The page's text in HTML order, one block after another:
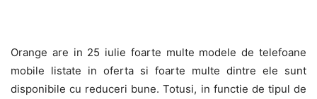
Orange are in 25 iulie foarte multe modele de telefoane
mobile listate in oferta si foarte multe dintre ele sunt
disponibile cu reduceri bune. Totusi, in functie de tipul de